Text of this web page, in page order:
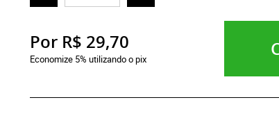
Por R$ 29,70
Economize 5% utilizando o pix